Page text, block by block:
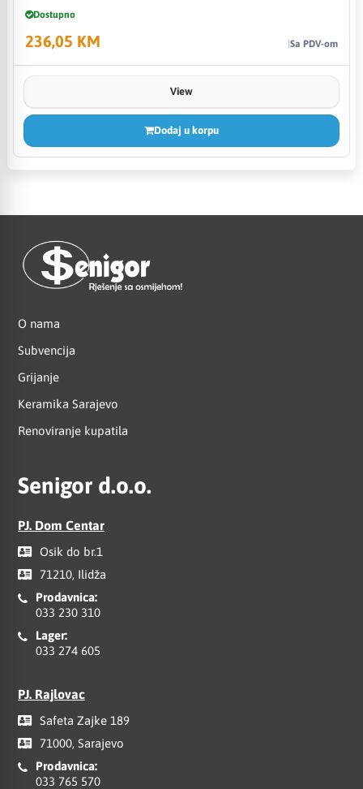
Dostupno
236,05 KM Sa PDV-om
View
Dodaj u korpu
O nama
Subvencija
Grijanje
Keramika Sarajevo
Renoviranje kupatila
Senigor d.o.o.
PJ. Dom Centar
Osik do br.1
71210, Ilidža
Prodavnica:
033 230 310
Lager:
033 274 605
PJ. Rajlovac
Safeta Zajke 189
71000, Sarajevo
Prodavnica:
033 765 570